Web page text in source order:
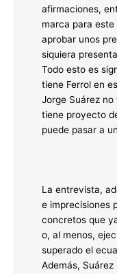
afirmaciones,
marca para este
aprobar unos
siquiera
Todo esto es
tiene Ferrol en
Jorge Suárez
tiene proyecto
puede pasar a
La entrevista,
e imprecisiones
concretos que
o, al menos,
superado el
Además,